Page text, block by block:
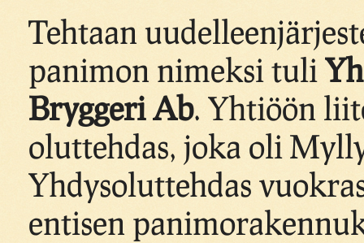
Tehtaan
panimon nimeksi tuli
Bryggeri Ab. Yhtiöön
oluttehdas, joka oli
Yhdysoluttehdas
entisen